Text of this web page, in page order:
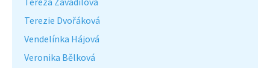
Terezie Dvořáková
Vendelínka Hájová
Veronika Bělková